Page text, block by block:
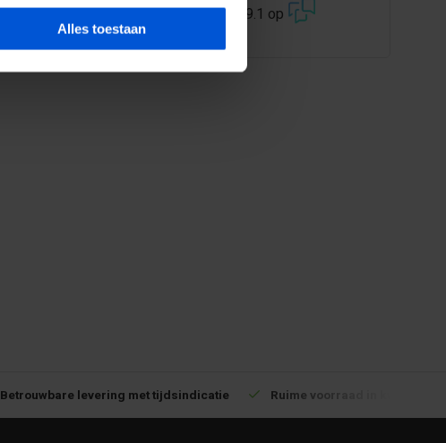
Alles toestaan
3194 klanten geven ons een 9.1 op
Betrouwbare levering met tijdsindicatie Ruime voorraad in